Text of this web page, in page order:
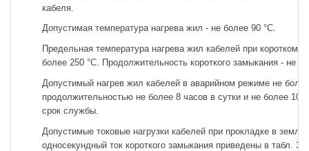
кабеля.
Допустимая температура нагрева жил - не более 90 °С.
Предельная температура нагрева жил кабелей при коротком
более 250 °С. Продолжительность короткого замыкания - не
Допустимый нагрев жил кабелей в аварийном режиме не
продолжительностью не более 8 часов в сутки и не более
срок службы.
Допустимые токовые нагрузки кабелей при прокладке в земле
односекундный ток короткого замыкания приведены в табл. 3.